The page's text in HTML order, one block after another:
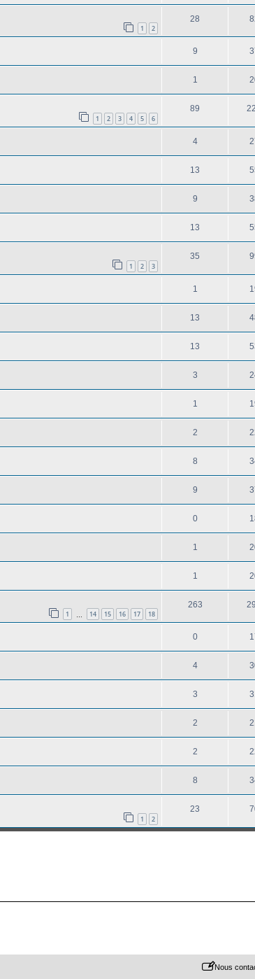
1 2
28
9
1
1 2 3 4 5 6
89
4
13
9
13
1 2 3
35
1
13
13
3
1
2
8
9
0
1
1
1 14 15 16 17 18
263
0
4
3
2
2
8
1 2
23
Nous